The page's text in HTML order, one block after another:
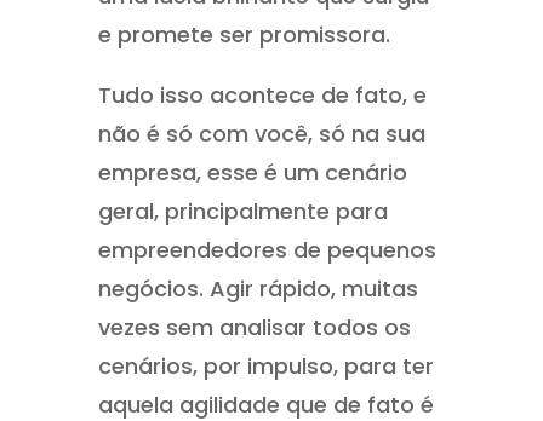
e promete ser promissora.
Tudo isso acontece de fato, e
não é só com você, só na sua
empresa, esse é um cenário
geral, principalmente para
empreendedores de pequenos
negócios. Agir rápido, muitas
vezes sem analisar todos os
cenários, por impulso, para ter
aquela agilidade que de fato é